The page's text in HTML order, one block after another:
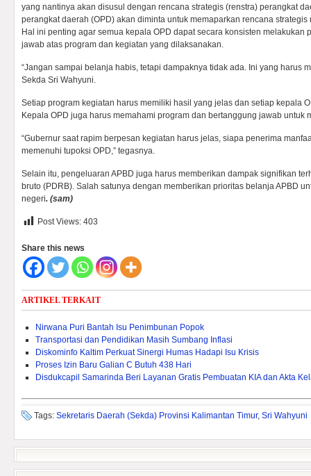
yang nantinya akan disusul dengan rencana strategis (renstra) perangkat
perangkat daerah (OPD) akan diminta untuk memaparkan rencana
Hal ini penting agar semua kepala OPD dapat secara konsisten melakukan
jawab atas program dan kegiatan yang dilaksanakan.
“Jangan sampai belanja habis, tetapi dampaknya tidak ada. Ini yang harus
Sekda Sri Wahyuni.
Setiap program kegiatan harus memiliki hasil yang jelas dan setiap kepala
Kepala OPD juga harus memahami program dan bertanggung jawab untuk
“Gubernur saat rapim berpesan kegiatan harus jelas, siapa penerima
memenuhi tupoksi OPD,” tegasnya.
Selain itu, pengeluaran APBD juga harus memberikan dampak signifikan
bruto (PDRB). Salah satunya dengan memberikan prioritas belanja APBD
negeri. (sam)
Post Views: 403
Share this news
ARTIKEL TERKAIT
Nirwana Puri Bantah Isu Penimbunan Popok
Transportasi dan Pendidikan Masih Sumbang Inflasi
Diskominfo Kaltim Perkuat Sinergi Humas Hadapi Isu Krisis
Proses Izin Baru Galian C Butuh 438 Hari
Disdukcapil Samarinda Beri Layanan Gratis Pembuatan KIA dan Akta
Tags: Sekretaris Daerah (Sekda) Provinsi Kalimantan Timur, Sri Wahyuni